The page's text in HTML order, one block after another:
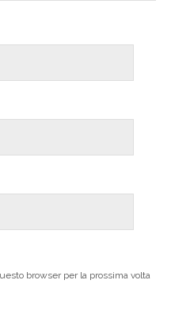
browser per la prossima volta